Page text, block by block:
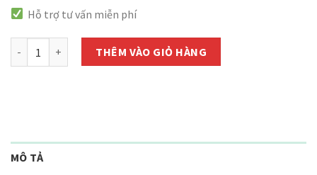
Hỗ trợ tư vấn miễn phí
Pesieu 500SC - Chai 100ml số lượng
THÊM VÀO GIỎ HÀNG
MÔ TẢ